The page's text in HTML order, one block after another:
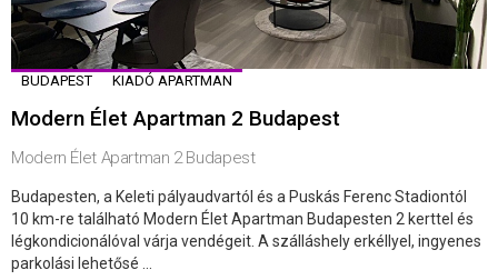
BUDAPEST KIADÓ APARTMAN
Modern Élet Apartman 2 Budapest
Modern Élet Apartman 2 Budapest
Budapesten, a Keleti pályaudvartól és a Puskás Ferenc Stadiontól
10 km-re található Modern Élet Apartman Budapesten 2 kerttel és
légkondicionálóval várja vendégeit. A szálláshely erkéllyel, ingyenes
parkolási lehetősé ...